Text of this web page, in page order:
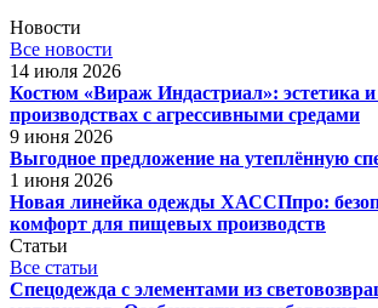
Новости
Все новости
14 июля 2026
Костюм «Вираж Индастриал»: эстетика и
производствах с агрессивными средами
9 июня 2026
Выгодное предложение на утеплённую
1 июня 2026
Новая линейка одежды ХАССПпро:
комфорт для пищевых производств
Статьи
Все статьи
Спецодежда с элементами из